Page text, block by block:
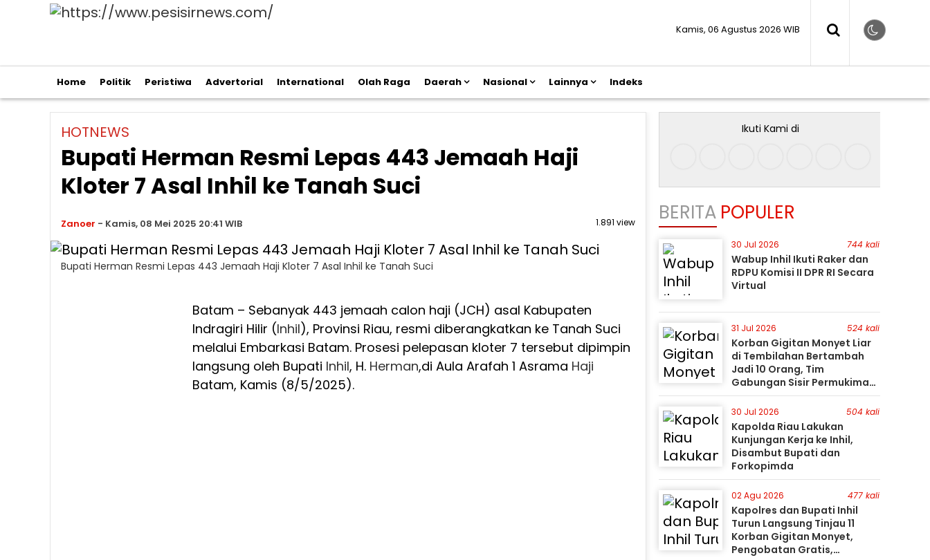
Kamis, 06 Agustus 2026 WIB
Home Politik Peristiwa Advertorial International Olah Raga Daerah Nasional Lainnya Indeks
HOTNEWS
Bupati Herman Resmi Lepas 443 Jemaah Haji
Kloter 7 Asal Inhil ke Tanah Suci
Zanoer - Kamis, 08 Mei 2025 20:41 WIB 1.891 view
Bupati Herman Resmi Lepas 443 Jemaah Haji Kloter 7 Asal Inhil ke Tanah Suci
Batam – Sebanyak 443 jemaah calon haji (JCH) asal Kabupaten
Indragiri Hilir (Inhil), Provinsi Riau, resmi diberangkatkan ke Tanah Suci
melalui Embarkasi Batam. Prosesi pelepasan kloter 7 tersebut dipimpin
langsung oleh Bupati Inhil, H. Herman,di Aula Arafah 1 Asrama Haji
Batam, Kamis (8/5/2025).
Ikuti Kami di
BERITA POPULER
30 Jul 2026 744 kali
Wabup Inhil Ikuti Raker dan
RDPU Komisi II DPR RI Secara
Virtual
31 Jul 2026 524 kali
Korban Gigitan Monyet Liar
di Tembilahan Bertambah
Jadi 10 Orang, Tim
Gabungan Sisir Permukiman
Gunakan Perahu Karet
30 Jul 2026 504 kali
Kapolda Riau Lakukan
Kunjungan Kerja ke Inhil,
Disambut Bupati dan
Forkopimda
02 Agu 2026 477 kali
Kapolres dan Bupati Inhil
Turun Langsung Tinjau 11
Korban Gigitan Monyet,
Pengobatan Gratis,